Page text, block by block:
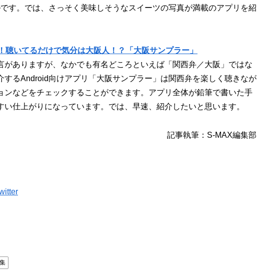
す。では、さっそく美味しそうなスイーツの写真が満載のアプリを紹
いてるだけで気分は大阪人！？「大阪サンプラー」
がありますが、なかでも有名どころといえば「関西弁／大阪」ではな
するAndroid向けアプリ「大阪サンプラー」は関西弁を楽しく聴きなが
ンなどをチェックすることができます。アプリ全体が鉛筆で書いた手
仕上がりになっています。では、早速、紹介したいと思います。
記事執筆：S-MAX編集部